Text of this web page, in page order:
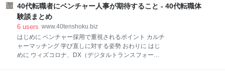
体得している前提である SPI等をクリアしてくれれ
ば、一定のビジネススキルを持っていると想定出来る
と言えます。 以上の通り、平均的な経験を積んでい
て、真面
始めたところ、やはり、大きな変化がありました。 コ
ロナを機に 求人数の減少（採用人数を減らす、求人を
中心するを含む） 応募人数の増加 採用プロセスの長期
化 が目立ちました。 1.2でお気付きの通り、完全に企
業側の買い手市場です。 コロナ前はまだ、売り手市場
であり、40代でも割と転職先を探せました。 実際、私
40代転職者にベンチャー人事が期待すること - 40代転職体
験談まとめ
6 users www.40tenshoku.biz
はじめに ベンチャー採用で重視されるポイント カルチ
ャーマッチング 学び直しに対する姿勢 おわりに はじ
めに ウィズコロナ、DX（デジタルトランスフォーメ